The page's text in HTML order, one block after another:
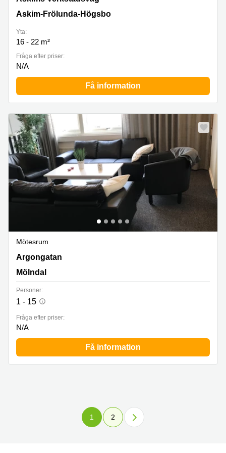
Högsbo
Askim-Frölunda-Högsbo
Yta:
16 - 22 m²
Fråga efter priser:
N/A
Få information
Mötesrum
Argongatan 3, Mölndal
Argongatan
Mölndal
Personer:
1 - 15
Fråga efter priser:
N/A
Få information
1 2